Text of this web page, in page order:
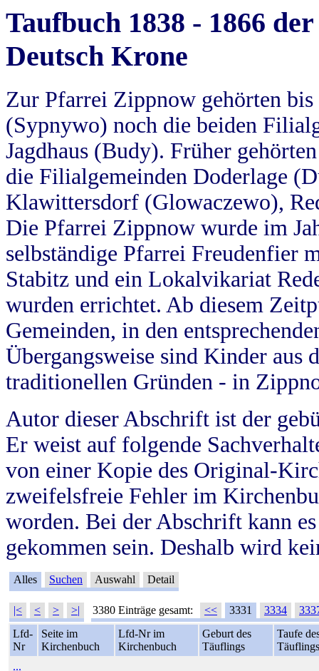
Taufbuch 1838 - 1866
Deutsch Krone
Zur Pfarrei Zippnow gehörten
(Sypnywo) noch die beiden
Jagdhaus (Budy). Früher
die Filialgemeinden Doderlage
Klawittersdorf (Glowaczewo),
Die Pfarrei Zippnow wurde im
selbständige Pfarrei Freudenfier
Stabitz und ein Lokalvikariat
wurden errichtet. Ab diesem
Gemeinden, in den
Übergangsweise sind Kinder aus
traditionellen Gründen - in
Autor dieser Abschrift ist der
Er weist auf folgende
von einer Kopie des Original-
zweifelsfreie Fehler im
worden. Bei der Abschrift kann
gekommen sein. Deshalb wird
Alles Suchen Auswahl Detail
|< < > >| 3380 Einträge gesamt: << 3331 3334
Lfd-
Nr
Seite im
Kirchenbuch
Lfd-Nr im
Kirchenbuch
Geburt des
Täuflings
Taufe
Täuflings
...